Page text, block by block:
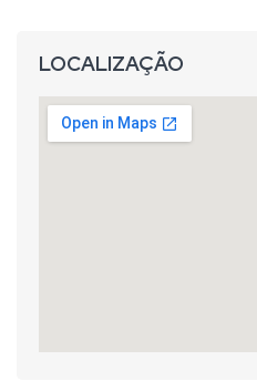
LOCALIZAÇÃO